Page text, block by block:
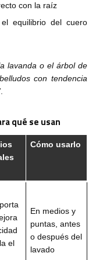
con la raíz
equilibrio del cuero
lavanda o el árbol de
con tendencia
qué se usan
Cómo usarlo
el
En medios y
puntas, antes
o después del
lavado